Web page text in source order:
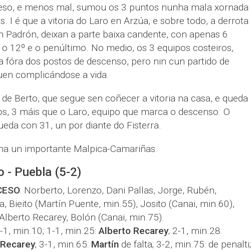
e menos mal, sumou os 3 puntos nunha mala xornada
I é que a vitoria do Laro en Arzúa, e sobre todo, a derrota
Padrón, deixan a parte baixa candente, con apenas 6
12º e o penúltimo. No medio, os 3 equipos costeiros,
fóra dos postos de descenso, pero nin cun partido de
complicándose a vida.
Berto, que segue sen coñecer a vitoria na casa, e queda
3 máis que o Laro, equipo que marca o descenso. O
con 31, un por diante do Fisterra.
un importante Malpica-Camariñas.
- Puebla (5-2)
: Norberto, Lorenzo, Dani Pallas, Jorge, Rubén,
Bieito (Martín Puente, min.55), Josito (Canai, min.60),
Recarey, Bolón (Canai, min.75).
1, min.10; 1-1, min.25:Alberto Recarey; 2-1, min.28:
; 3-1, min.65: Martínde falta; 3-2, min.75: de penalti;